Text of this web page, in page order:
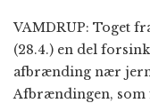
VAMDRUP: Toget
(28.4.) en del
afbrænding nær
Afbrændingen, som